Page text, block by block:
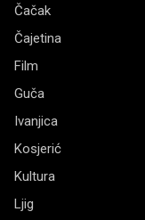
Čačak
Čajetina
Film
Guča
Ivanjica
Kosjerić
Kultura
Ljig